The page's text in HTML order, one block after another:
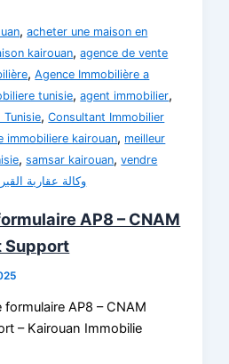
,acheter une maison en
kairouan,agence de vente
,Agence Immobilière a
tunisie,agent immobilier,
Tunisie,Consultant Immobilier
immobiliere kairouan, meilleur
,samsar kairouan,vendre
وكالة عقارية
AP8 – CNAM
Support
formulaire AP8 – CNAM
– Kairouan Immobilie